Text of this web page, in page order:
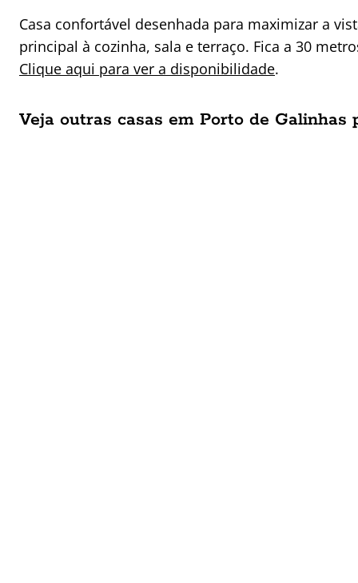
Casa confortável desenhada para maximizar a
principal à cozinha, sala e terraço. Fica a 30
Clique aqui para ver a disponibilidade.
Veja outras casas em Porto de